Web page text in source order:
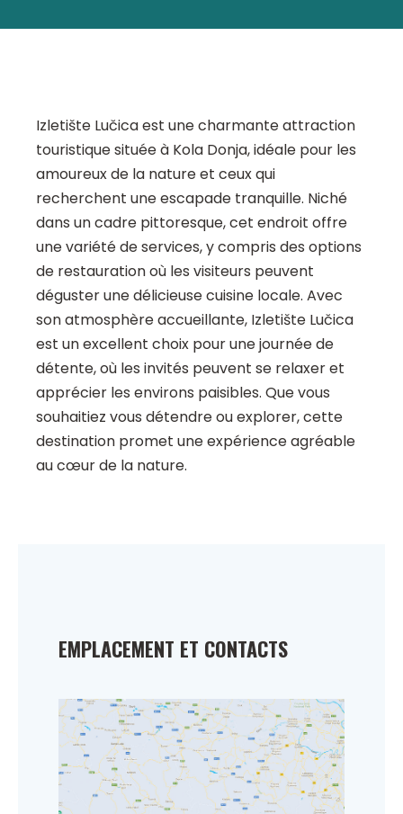
Izletište Lučica est une charmante attraction
touristique située à Kola Donja, idéale pour les
amoureux de la nature et ceux qui
recherchent une escapade tranquille. Niché
dans un cadre pittoresque, cet endroit offre
une variété de services, y compris des options
de restauration où les visiteurs peuvent
déguster une délicieuse cuisine locale. Avec
son atmosphère accueillante, Izletište Lučica
est un excellent choix pour une journée de
détente, où les invités peuvent se relaxer et
apprécier les environs paisibles. Que vous
souhaitiez vous détendre ou explorer, cette
destination promet une expérience agréable
au cœur de la nature.
EMPLACEMENT ET CONTACTS